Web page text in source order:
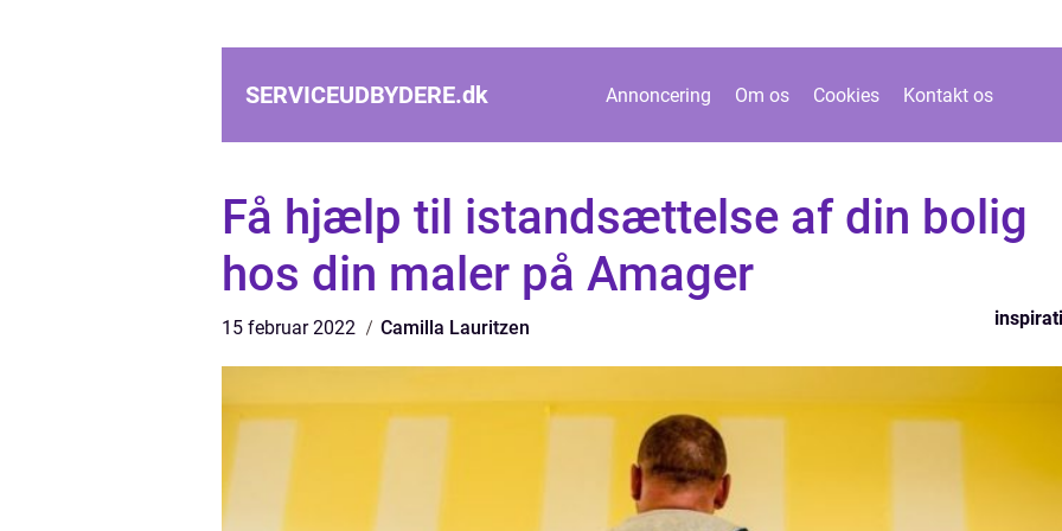
SERVICEUDBYDERE.dk Annoncering Om os Cookies Kontakt os
Få hjælp til istandsættelse af din bolig
hos din maler på Amager
15 februar 2022 Camilla Lauritzen